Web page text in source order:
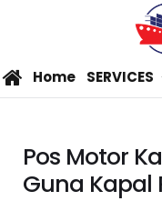
Home SERVICES
Pos Motor
Guna Kapal